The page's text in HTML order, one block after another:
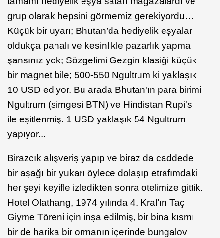
grup olarak hepsini görmemiz gerekiyordu…
Küçük bir uyarı; Bhutan’da hediyelik eşyalar
oldukça pahalı ve kesinlikle pazarlık yapma
şansınız yok; Sözgelimi Gezgin klasiği küçük
bir magnet bile; 500-550 Ngultrum ki yaklaşık
10 USD ediyor. Bu arada Bhutan'ın para birimi
Ngultrum (simgesi BTN) ve Hindistan Rupi'si
ile eşitlenmiş. 1 USD yaklaşık 54 Ngultrum
yapıyor...
Birazcık alışveriş yapıp ve biraz da caddede
bir aşağı bir yukarı öylece dolaşıp etrafımdaki
her şeyi keyifle izledikten sonra otelimize gittik.
Hotel Olathang, 1974 yılında 4. Kral’ın Taç
Giyme Töreni için inşa edilmiş, bir bina kısmı
bir de harika bir ormanın içerinde bungalov